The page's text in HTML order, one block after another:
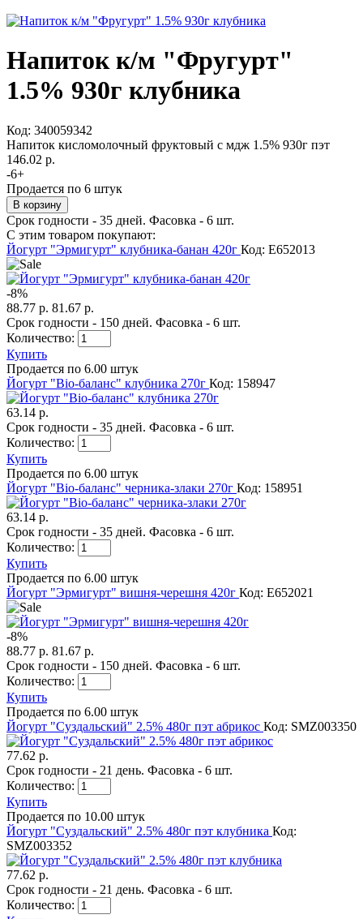
Напиток к/м "Фругурт"
1.5% 930г клубника
Код: 340059342
Напиток кисломолочный фруктовый c мдж 1.5% 930г пэт
146.02 р.
-6+
Продается по 6 штук
Срок годности - 35 дней. Фасовка - 6 шт.
С этим товаром покупают:
Йогурт "Эрмигурт" клубника-банан 420г Код: E652013
-8%
88.77 р. 81.67 р.
Срок годности - 150 дней. Фасовка - 6 шт.
Количество:
Купить
Продается по 6.00 штук
Йогурт "Bio-баланс" клубника 270г Код: 158947
63.14 р.
Срок годности - 35 дней. Фасовка - 6 шт.
Количество:
Купить
Продается по 6.00 штук
Йогурт "Bio-баланс" черника-злаки 270г Код: 158951
63.14 р.
Срок годности - 35 дней. Фасовка - 6 шт.
Количество:
Купить
Продается по 6.00 штук
Йогурт "Эрмигурт" вишня-черешня 420г Код: E652021
-8%
88.77 р. 81.67 р.
Срок годности - 150 дней. Фасовка - 6 шт.
Количество:
Купить
Продается по 6.00 штук
Йогурт "Суздальский" 2.5% 480г пэт абрикос Код: SMZ003350
77.62 р.
Срок годности - 21 день. Фасовка - 6 шт.
Количество:
Купить
Продается по 10.00 штук
Йогурт "Суздальский" 2.5% 480г пэт клубника Код:
SMZ003352
77.62 р.
Срок годности - 21 день. Фасовка - 6 шт.
Количество: